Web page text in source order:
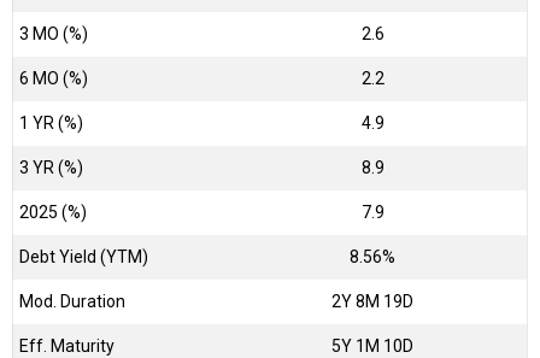
3 MO (%) 2.6
6 MO (%) 2.2
1 YR (%) 4.9
3 YR (%) 8.9
2025 (%) 7.9
Debt Yield (YTM) 8.56%
Mod. Duration 2Y 8M 19D
Eff. Maturity 5Y 1M 10D